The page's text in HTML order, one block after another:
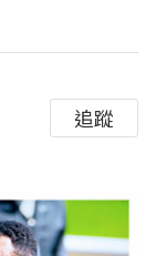
追蹤